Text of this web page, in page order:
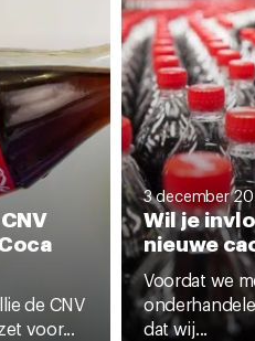
de CNV
voor...
3 december
Wil je
nieuwe
Voordat we
dat wij...